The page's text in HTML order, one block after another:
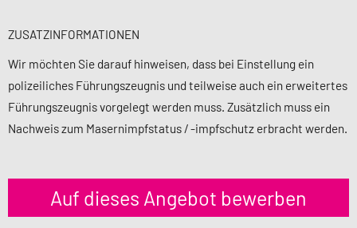
ZUSATZINFORMATIONEN
Wir möchten Sie darauf hinweisen, dass bei Einstellung ein
polizeiliches Führungszeugnis und teilweise auch ein erweitertes
Führungszeugnis vorgelegt werden muss. Zusätzlich muss ein
Nachweis zum Masernimpfstatus / -impfschutz erbracht werden.
Auf dieses Angebot bewerben